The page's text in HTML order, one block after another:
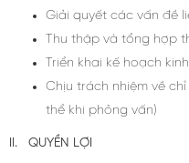
Giải quyết các vấn đề
Thu thập và tổng hợp
Triển khai kế hoạch
Chịu trách nhiệm về
thể khi phỏng vấn)
II. QUYỀN LỢI